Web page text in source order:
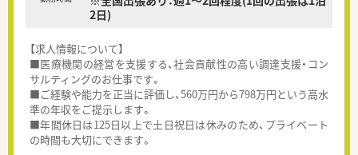
2日)
【求人情報について】
■医療機関の経営を支援する、社会貢献性の高い調達支援・コン
サルティングのお仕事です。
■ご経験や能力を正当に評価し、560万円から798万円という高水
準の年収をご提示します。
■年間休日は125日以上で土日祝日は休みのため、プライベート
の時間も大切にできます。